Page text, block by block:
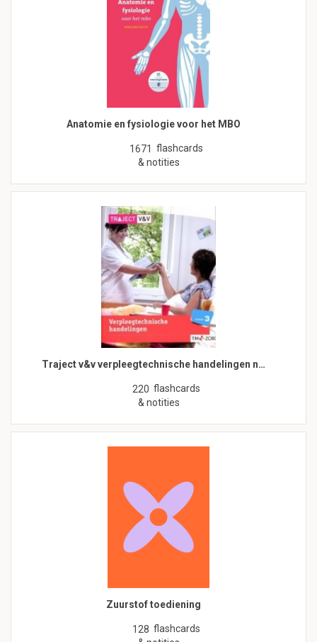
Anatomie en fysiologie voor het MBO
1671 flashcards
& notities
Traject v&v verpleegtechnische handelingen n…
220 flashcards
& notities
Zuurstof toediening
128 flashcards